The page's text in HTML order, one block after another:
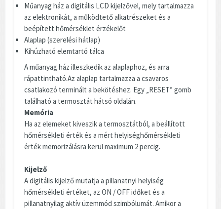
Műanyag ház a digitális LCD kijelzővel, mely tartalmazza
az elektronikát, a működtető alkatrészeket és a
beépített hőmérséklet érzékelőt
Alaplap (szerelési hátlap)
Kihúzható elemtartó tálca
A műanyag ház illeszkedik az alaplaphoz, és arra
rápattintható.Az alaplap tartalmazza a csavaros
csatlakozó terminált a bekötéshez. Egy „RESET” gomb
található a termosztát hátsó oldalán.
Memória
Ha az elemeket kiveszik a termosztátból, a beállított
hőmérsékleti érték és a mért helyiséghőmérsékleti
érték memorizálásra kerül maximum 2 percig.
Kijelző
A digitális kijelző mutatja a pillanatnyi helyiség
hőmérsékleti értéket, az ON / OFF időket és a
pillanatnyilag aktív üzemmód szimbólumát. Amikor a